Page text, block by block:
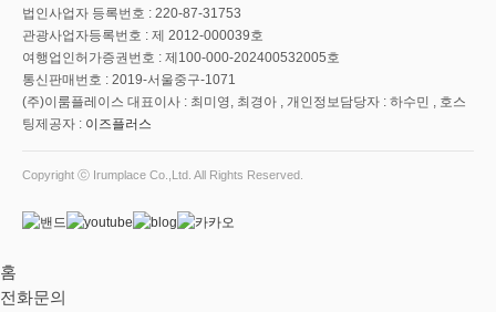
법인사업자 등록번호 : 220-87-31753
관광사업자등록번호 : 제 2012-000039호
여행업인허가증권번호 : 제100-000-202400532005호
통신판매번호 : 2019-서울중구-1071
(주)이룸플레이스 대표이사 : 최미영, 최경아 , 개인정보담당자 : 하수민 , 호스
팅제공자 : 이즈플러스
Copyright ⓒ Irumplace Co.,Ltd. All Rights Reserved.
홈
전화문의